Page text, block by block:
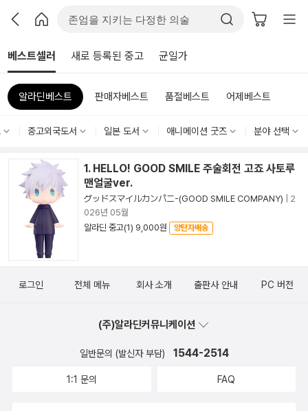
베스트셀러 새로 등록된 중고 균일가
알라딘베스트 판매자베스트 품절베스트 어제베스트
중고외국도서 일본 도서 애니메이션 굿즈 분야 선택
1. HELLO! GOOD SMILE 주술회전 고죠 사토루
맨얼굴ver.
グッドスマイルカンパニ-(GOOD SMILE COMPANY)
2
026년 05월
알라딘 중고(1) 9,000원
양탄자배송
로그인 전체 메뉴 회사 소개 출판사 안내 PC 버전
(주)알라딘커뮤니케이션
일반문의 (발신자 부담) 1544-2514
1:1 문의 FAQ